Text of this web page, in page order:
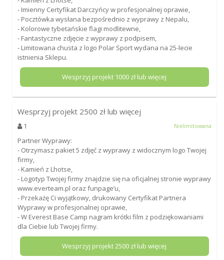
- Imienny Certyfikat Darczyńcy w profesjonalnej oprawie,
- Pocztówka wysłana bezpośrednio z wyprawy z Nepalu,
- Kolorowe tybetańskie flagi modlitewne,
- Fantastyczne zdjęcie z wyprawy z podpisem,
- Limitowana chusta z logo Polar Sport wydana na 25-lecie
istnienia Sklepu.
Wesprzyj projekt 1000 zł lub więcej
Wesprzyj projekt 2500 zł lub więcej
1 Nielimitowana
Partner Wyprawy:
- Otrzymasz pakiet 5 zdjęć z wyprawy z widocznym logo Twojej
firmy,
- Kamień z Lhotse,
- Logotyp Twojej firmy znajdzie się na oficjalnej stronie wyprawy
www.everteam.pl oraz funpage’u,
- Przekażę Ci wyjątkowy, drukowany Certyfikat Partnera
Wyprawy w profesjonalnej oprawie,
- W Everest Base Camp nagram krótki film z podziękowaniami
dla Ciebie lub Twojej firmy.
Wesprzyj projekt2500 zł lub więcej